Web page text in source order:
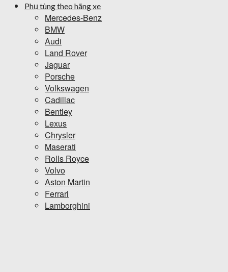
Phụ tùng theo hãng xe
Mercedes-Benz
BMW
Audi
Land Rover
Jaguar
Porsche
Volkswagen
Cadillac
Bentley
Lexus
Chrysler
Maserati
Rolls Royce
Volvo
Aston Martin
Ferrari
Lamborghini